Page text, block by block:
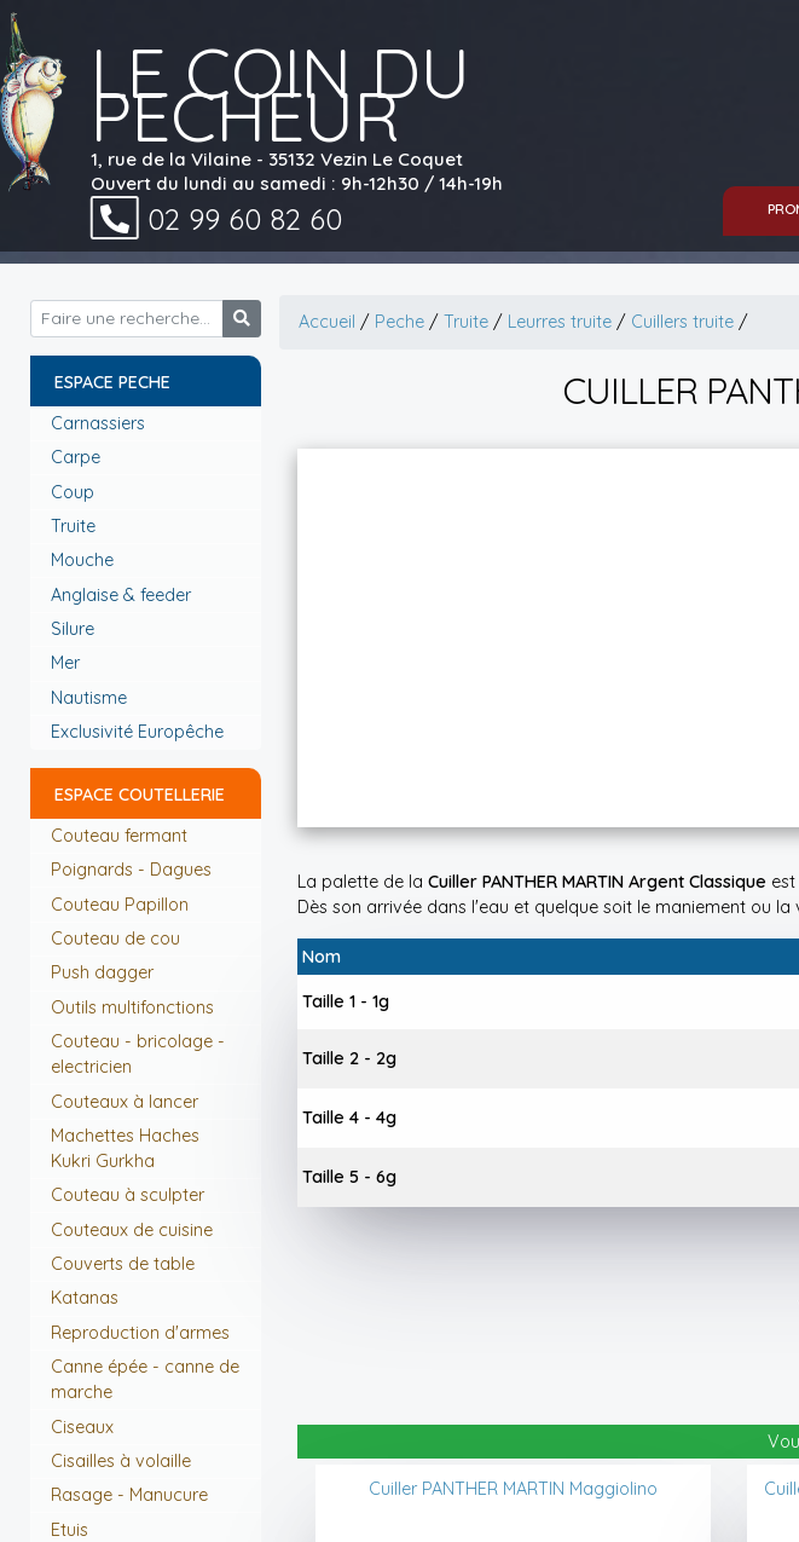
LE COIN DU
PECHEUR
1, rue de la Vilaine - 35132 Vezin Le Coquet
Ouvert du lundi au samedi : 9h-12h30 / 14h-19h
02 99 60 82 60
ESPACE PECHE
Carnassiers
Carpe
Coup
Truite
Mouche
Anglaise & feeder
Silure
Mer
Nautisme
Exclusivité Europêche
ESPACE COUTELLERIE
Couteau fermant
Poignards - Dagues
Couteau Papillon
Couteau de cou
Push dagger
Outils multifonctions
Couteau - bricolage -
electricien
Couteaux à lancer
Machettes Haches
Kukri Gurkha
Couteau à sculpter
Couteaux de cuisine
Couverts de table
Katanas
Reproduction d'armes
Canne épée - canne de
marche
Ciseaux
Cisailles à volaille
Rasage - Manucure
Etuis
Accueil / Peche/ Truite/ Leurres truite/ Cuillers truite/
CUILLER
La palette de la Cuiller PANTHER MARTIN Argent Classique
Dès son arrivée dans l'eau et quelque soit le maniement ou
Nom
Taille 1 - 1g
Taille 2 - 2g
Taille 4 - 4g
Taille 5 - 6g
Cuiller PANTHER MARTIN Maggiolino